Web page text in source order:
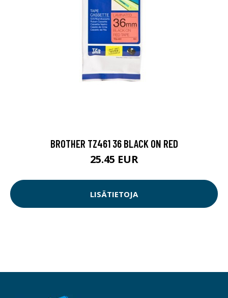
BROTHER TZ461 36 BLACK ON RED
25.45 EUR
LISÄTIETOJA